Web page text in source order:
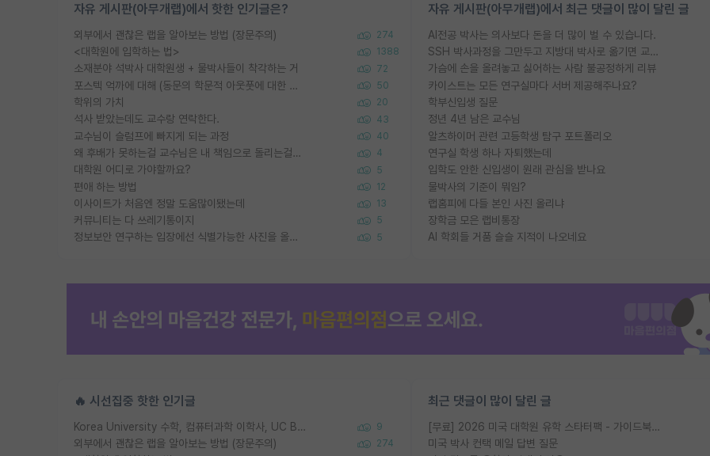
자유 게시판(아무개랩)에서 핫한 인기글은?
외부에서 괜찮은 랩을 알아보는 방법 (장문주의) 274
<대학원에 입학하는 법> 1388
소재분야 석박사 대학원생 + 물박사들이 착각하는 거 72
포스텍 억까에 대해 (동문의 학문적 아웃풋에 대한 반박) 50
학위의 가치 20
석사 받았는데도 교수랑 연락한다. 43
교수님이 슬럼프에 빠지게 되는 과정 40
왜 후배가 못하는걸 교수님은 내 책임으로 돌리는걸까요? 4
대학원 어디로 가야할까요? 5
편애 하는 방법 12
이사이트가 처음엔 정말 도움많이됐는데 13
커뮤니티는 다 쓰레기통이지 5
정보보안 연구하는 입장에선 식별가능한 사진을 올리는건 비추이긴함 5
자유 게시판(아무개랩)에서 최근 댓글이 많이 달린 글
AI전공 박사는 의사보다 돈을 더 많이 벌 수 있습니다.
SSH 박사과정을 그만두고 지방대 박사로 옮기면 교수의 꿈은 끝일까요?
가슴에 손을 올려놓고 싫어하는 사람 불공정하게 리뷰
카이스트는 모든 연구실마다 서버 제공해주나요?
학부신입생 질문
정년 4년 남은 교수님
알츠하이머 관련 고등학생 탐구 포트폴리오
연구실 학생 하나 자퇴했는데
입학도 안한 신입생이 원래 관심을 받나요
물박사의 기준이 뭐임?
랩홈피에 다들 본인 사진 올리냐
장학금 모은 랩비통장
AI 학회들 거품 슬슬 지적이 나오네요
🔥 시선집중 핫한 인기글
Korea University 수학, 컴퓨터과학 이학사, UC Berkeley 산업공학 대학원 공학박사가 되는 것은 쉽지 않겠죠? 9
외부에서 괜찮은 랩을 알아보는 방법 (장문주의) 274
최근 댓글이 많이 달린 글
[무료] 2026 미국 대학원 유학 스타터팩 - 가이드북 & 합격자 컨택메일 템플릿
미국 박사 컨택 메일 답변 질문